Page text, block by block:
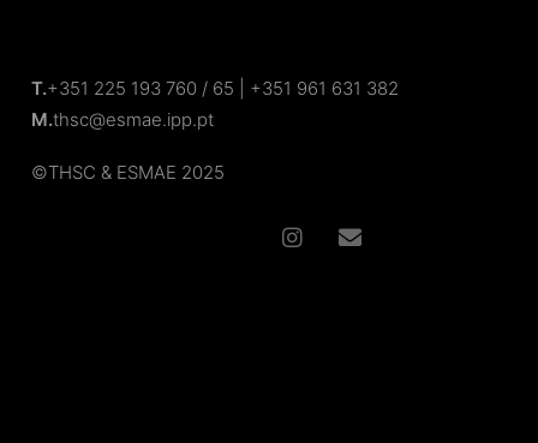
T.+351 225 193 760 / 65 | +351 961 631 382
M.thsc@esmae.ipp.pt
©THSC & ESMAE 2025